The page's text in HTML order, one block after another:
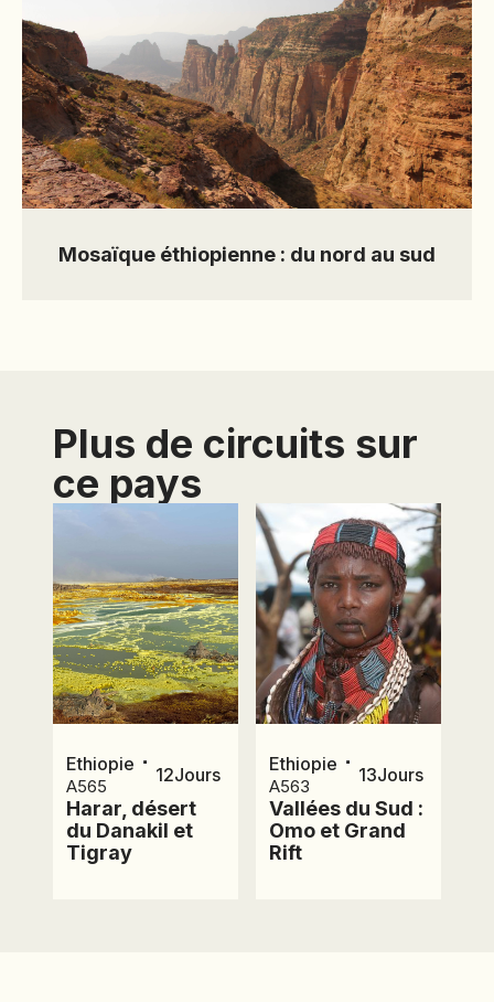
Mosaïque éthiopienne : du nord au sud
Plus de circuits sur
ce pays
Ethiopie ⋅
A565
12Jours
Harar, désert
du Danakil et
Tigray
Ethiopie ⋅
A563
13Jours
Vallées du Sud :
Omo et Grand
Rift